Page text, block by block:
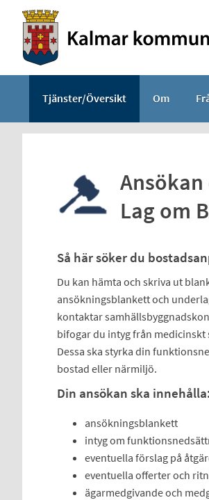
Välkommen
tjänster
kommun
Tjänster/Översikt Om
Lag om
Så här söker du
Du kan hämta och skriva ut
ansökningsblankett och
kontaktar
bifogar du intyg från
Dessa ska styrka din
bostad eller närmiljö.
Din ansökan ska innehålla:
ansökningsblankett
intyg om
eventuella förslag på
eventuella offerter och
ägarmedgivande och